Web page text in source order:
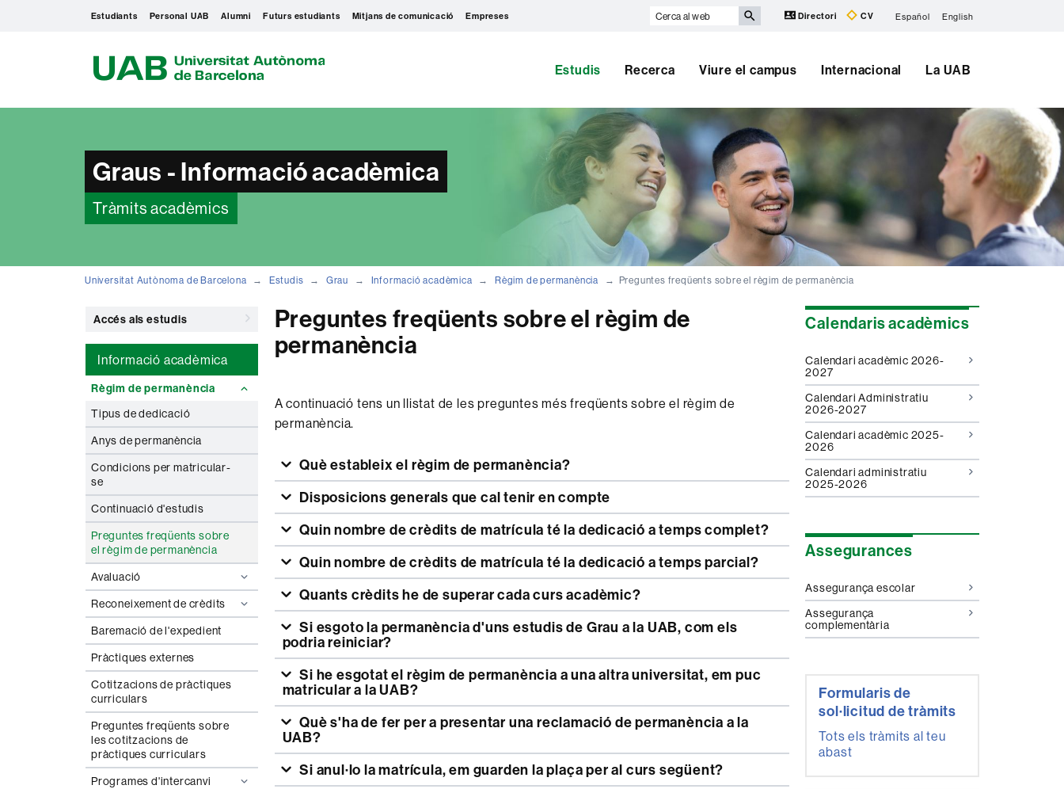
Estudiants Personal UAB Alumni Futurs estudiants Mitjans de comunicació Empreses
Cerca
Directori CV Español English
A
Estudis Recerca Viure el campus Internacional La UAB
Graus - Informació acadèmica
Tràmits acadèmics
Universitat Autònoma de Barcelona Estudis Grau Informació acadèmica Règim de permanència Preguntes freqüents sobre el règim de permanència
Accés als estudis
Informació acadèmica
Règim de permanència
Tipus de dedicació
Anys de permanència
Condicions per matricular-
se
Continuació d'estudis
Preguntes freqüents sobre
el règim de permanència
Avaluació
Reconeixement de crèdits
Baremació de l'expedient
Pràctiques externes
Cotitzacions de pràctiques
curriculars
Preguntes freqüents sobre
les cotitzacions de
pràctiques curriculars
Programes d'intercanvi
Preguntes freqüents sobre el règim de
permanència
A continuació tens un llistat de les preguntes més freqüents sobre el règim de
permanència.
Què estableix el règim de permanència?
Disposicions generals que cal tenir en compte
Quin nombre de crèdits de matrícula té la dedicació a temps complet?
Quin nombre de crèdits de matrícula té la dedicació a temps parcial?
Quants crèdits he de superar cada curs acadèmic?
Si esgoto la permanència d'uns estudis de Grau a la UAB, com els
podria reiniciar?
Si he esgotat el règim de permanència a una altra universitat, em puc
matricular a la UAB?
Què s'ha de fer per a presentar una reclamació de permanència a la
UAB?
Si anul·lo la matrícula, em guarden la plaça per al curs següent?
Informació
Calendaris acadèmics
Calendari acadèmic 2026-
2027
Calendari Administratiu
2026-2027
Calendari acadèmic 2025-
2026
Calendari administratiu
2025-2026
Assegurances
Assegurança escolar
Assegurança
complementària
Formularis de
sol·licitud de tràmits
Tots els tràmits al teu
abast